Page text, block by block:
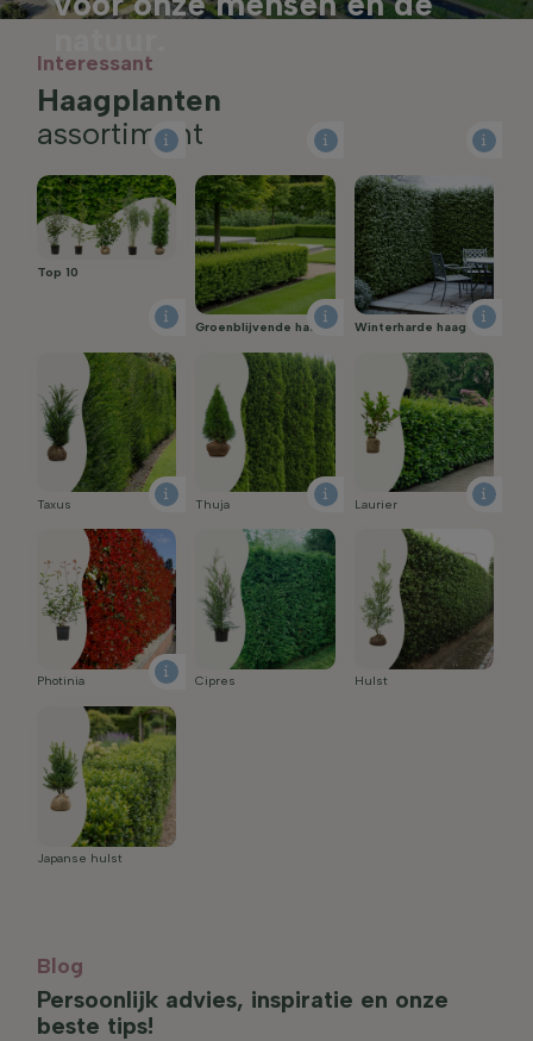
Interessant
Haagplanten
assortiment
Top 10
Groenblijvende haag Winterharde haag
Taxus Thuja Laurier
Photinia Cipres Hulst
Japanse hulst
Blog
Persoonlijk advies, inspiratie en onze
beste tips!